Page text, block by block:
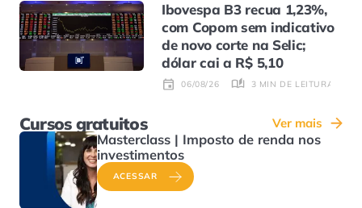
Ibovespa B3 recua 1,23%,
com Copom sem indicativo
de novo corte na Selic;
dólar cai a R$ 5,10
06/08/26 3 MIN DE LEITURA
Cursos gratuitos Ver mais
Masterclass | Imposto de renda nos
investimentos
ACESSAR